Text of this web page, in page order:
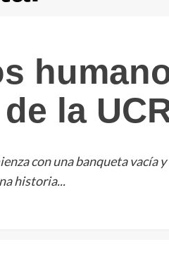
la
con una banqueta vacía
historia...